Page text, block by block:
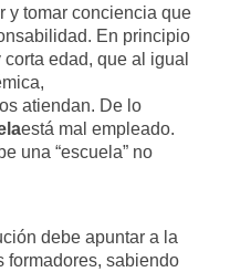
y tomar conciencia que
En principio
edad, que al igual
atiendan. De lo
está mal empleado.
una “escuela” no
debe apuntar a la
formadores, sabiendo